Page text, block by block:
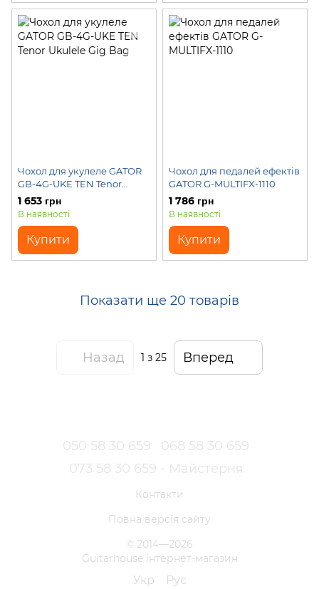
Чохол для укулеле GATOR
GB-4G-UKE TEN Tenor
Ukulele Gig Bag
1 653 грн
В наявності
Купити
Чохол для педалей ефектів
GATOR G-MULTIFX-1110
1 786 грн
В наявності
Купити
Показати ще 20 товарів
Назад 1 з 25 Вперед
050 58 30 659
068 58 30 659
073 58 30 659 - Майстерня
Контакти
Повна версія сайту
© 2014—2026
Guitarhouse інтернет-магазин
Укр Рус